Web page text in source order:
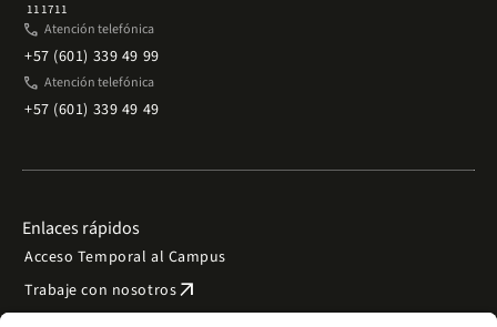
111711
phone Atención telefónica
+57 (601) 339 49 99
phone Atención telefónica
+57 (601) 339 49 49
Enlaces rápidos
Acceso Temporal al Campus
Trabaje con nosotrosarrow_outward